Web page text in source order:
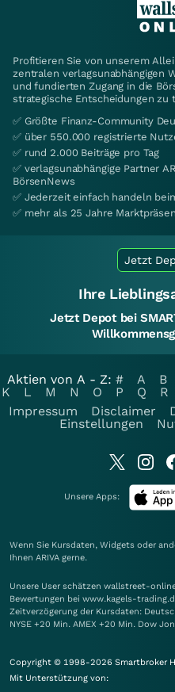
Profitieren Sie von unserem
zentralen verlagsunabhängigen
und fundierten Zugang in die
strategische Entscheidungen zu
✅ Größte Finanz-Community
✅ über 550.000 registrierte
✅ rund 2.000 Beiträge pro Tag
✅ verlagsunabhängige Partner
BörsenNews
✅ Jederzeit einfach handeln
✅ mehr als 25 Jahre
Jetzt
Ihre
Jetzt Depot bei
Aktien von A - Z: # A B
K
L M N O P Q R
Impressum
Disclaimer
Einstellungen
Unsere Apps:
Wenn Sie Kursdaten, Widgets oder
Ihnen ARIVA gerne.
Unsere User schätzen wallstreet-
Bewertungen bei www.kagels-
Zeitverzögerung der Kursdaten:
NYSE +20 Min. AMEX +20 Min. Dow
Copyright © 1998-2026 Smartbroker
Mit Unterstützung von: